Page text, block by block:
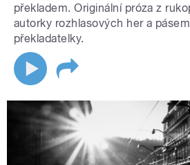
překladem. Originální próza z
autorky rozhlasových her a
překladatelky.